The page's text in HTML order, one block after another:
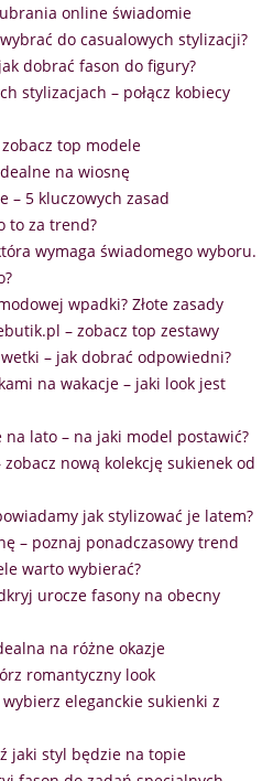
online świadomie
do casualowych stylizacji?
dobrać fason do figury?
stylizacjach – połącz kobiecy
top modele
na wiosnę
– 5 kluczowych zasad
to za trend?
wymaga świadomego wyboru.
wpadki? Złote zasady
– zobacz top zestawy
– jak dobrać odpowiedni?
na wakacje – jaki look jest
lato – na jaki model postawić?
nową kolekcję sukienek od
jak stylizować je latem?
– poznaj ponadczasowy trend
warto wybierać?
urocze fasony na obecny
na różne okazje
romantyczny look
eleganckie sukienki z
jaki styl będzie na topie